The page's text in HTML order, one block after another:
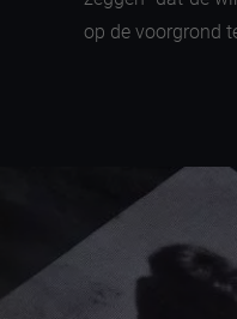
op de voorgrond